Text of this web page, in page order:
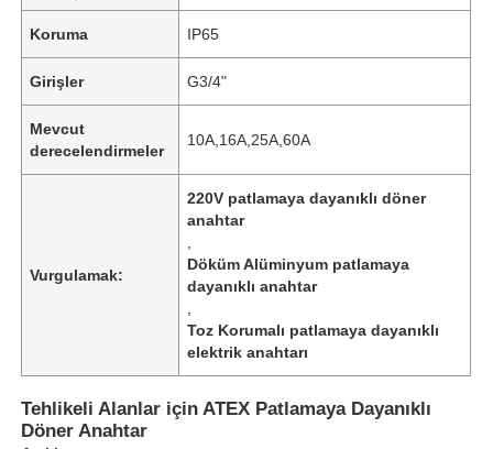
Koruma IP65
Girişler G3/4"
Mevcut
derecelendirmeler
10A,16A,25A,60A
Vurgulamak:
220V patlamaya dayanıklı döner
anahtar
Döküm Alüminyum patlamaya
dayanıklı anahtar
Toz Korumalı patlamaya dayanıklı
elektrik anahtarı
Tehlikeli Alanlar için ATEX Patlamaya Dayanıklı
Döner Anahtar